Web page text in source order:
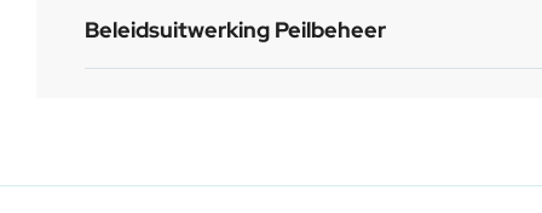
Beleidsuitwerking Peilbeheer